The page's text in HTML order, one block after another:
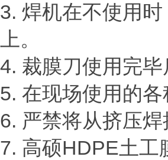
3. 焊机在不使用
上。
4. 裁膜刀使用完
5. 在现场使用的
6. 严禁将从挤压
7. 高硕HDPE土工